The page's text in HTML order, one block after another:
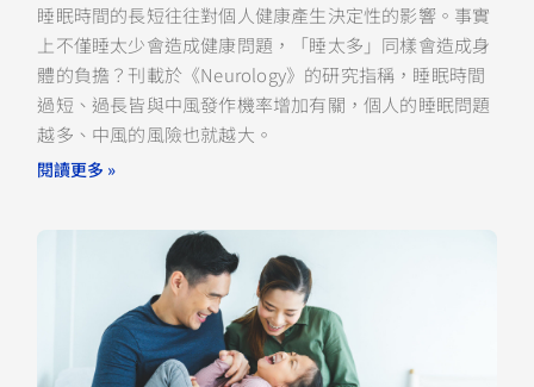
睡眠時間的長短往往對個人健康產生決定性的影響。事實
上不僅睡太少會造成健康問題，「睡太多」同樣會造成身
體的負擔？刊載於《Neurology》的研究指稱，睡眠時間
過短、過長皆與中風發作機率增加有關，個人的睡眠問題
越多、中風的風險也就越大。
閱讀更多 »